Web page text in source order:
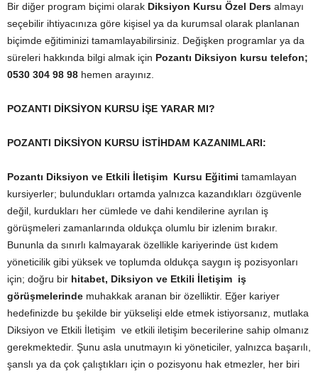
Bir diğer program biçimi olarak Diksiyon Kursu Özel Ders almayı
seçebilir ihtiyacınıza göre kişisel ya da kurumsal olarak planlanan
biçimde eğitiminizi tamamlayabilirsiniz. Değişken programlar ya da
süreleri hakkında bilgi almak için Pozantı Diksiyon kursu telefon;
0530 304 98 98 hemen arayınız.
POZANTI DİKSİYON KURSU İŞE YARAR MI?
POZANTI DİKSİYON KURSU İSTİHDAM KAZANIMLARI:
Pozantı Diksiyon ve Etkili İletişim Kursu Eğitimi tamamlayan
kursiyerler; bulundukları ortamda yalnızca kazandıkları özgüvenle
değil, kurdukları her cümlede ve dahi kendilerine ayrılan iş
görüşmeleri zamanlarında oldukça olumlu bir izlenim bırakır.
Bununla da sınırlı kalmayarak özellikle kariyerinde üst kıdem
yöneticilik gibi yüksek ve toplumda oldukça saygın iş pozisyonları
için; doğru bir hitabet, Diksiyon ve Etkili İletişim iş
görüşmelerinde muhakkak aranan bir özelliktir. Eğer kariyer
hedefinizde bu şekilde bir yükselişi elde etmek istiyorsanız, mutlaka
Diksiyon ve Etkili İletişim ve etkili iletişim becerilerine sahip olmanız
gerekmektedir. Şunu asla unutmayın ki yöneticiler, yalnızca başarılı,
şanslı ya da çok çalıştıkları için o pozisyonu hak etmezler, her biri